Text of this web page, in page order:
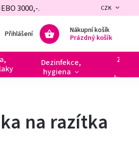
3000,-. CZK
Nákupní košík
Prázdný košík
Přihlášení
Dezinfekce,
hygiena
na razítka